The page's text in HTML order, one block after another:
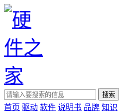
搜索
首页 驱动 软件 说明书 品牌 知识